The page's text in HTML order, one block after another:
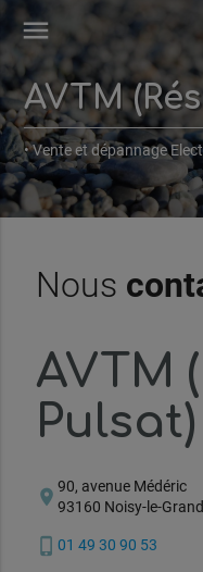
menu
AVTM
• Vente et dépannage
Nous
AVTM
Pulsat)
location_on 90, avenue Médéric
93160 Noisy-le-Grand
phone_iphone 01 49 30 90 53